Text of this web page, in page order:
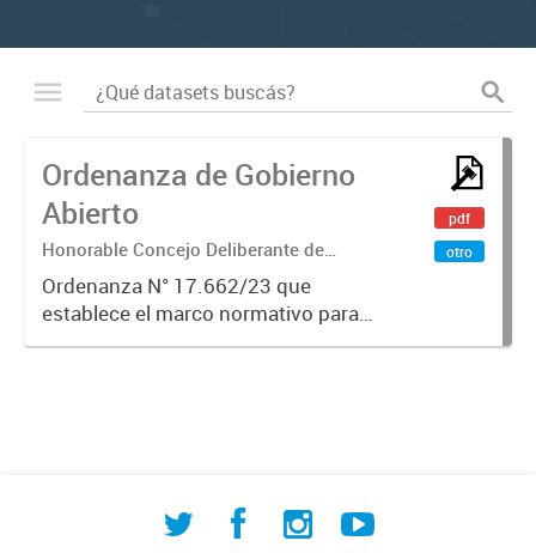
Ordenanza de Gobierno
Abierto
Honorable Concejo Deliberante de
Comodoro Rivadavia
Ordenanza N° 17.662/23 que
establece el marco normativo para
la implementación de políticas de
pdf
otro